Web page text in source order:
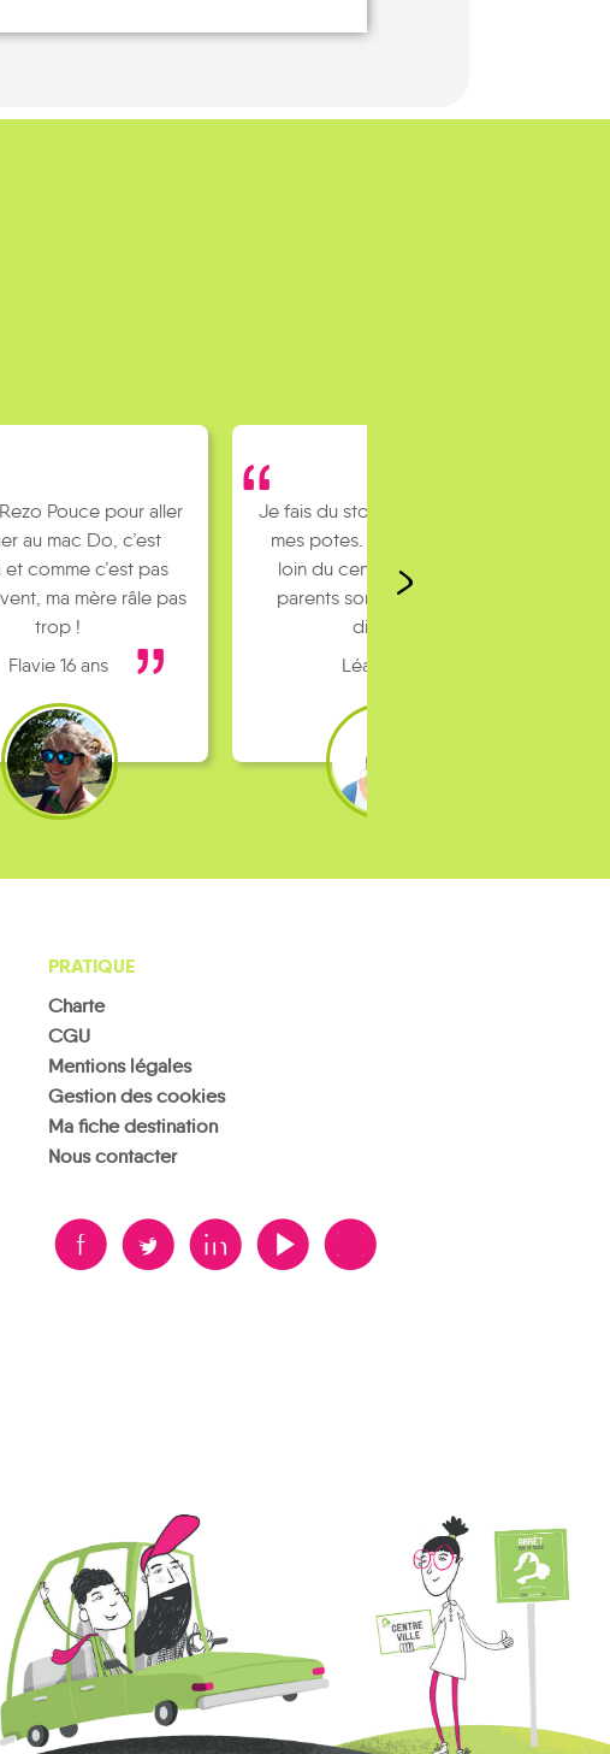
Pouce pour aller
au mac Do, c’est
et comme c’est pas
ma mère râle pas
trop !
Flavie 16 ans
Je fais du stop pour rejoindre
mes potes. J’habite un peu
loin du centre ville et mes
parents sont pas toujours
dispo…
Léa 16 ans
PRATIQUE
Charte
CGU
Mentions légales
Gestion des cookies
Ma fiche destination
Nous contacter
B A D F V